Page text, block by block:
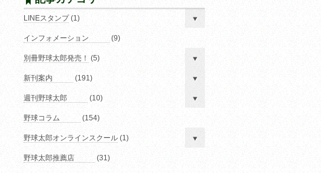
LINEスタンプ(1)
インフォメーション (9)
別冊野球太郎発売！ (5)
新刊案内 (191)
週刊野球太郎 (10)
野球コラム (154)
野球太郎オンラインスクール (1)
野球太郎推薦店 (31)